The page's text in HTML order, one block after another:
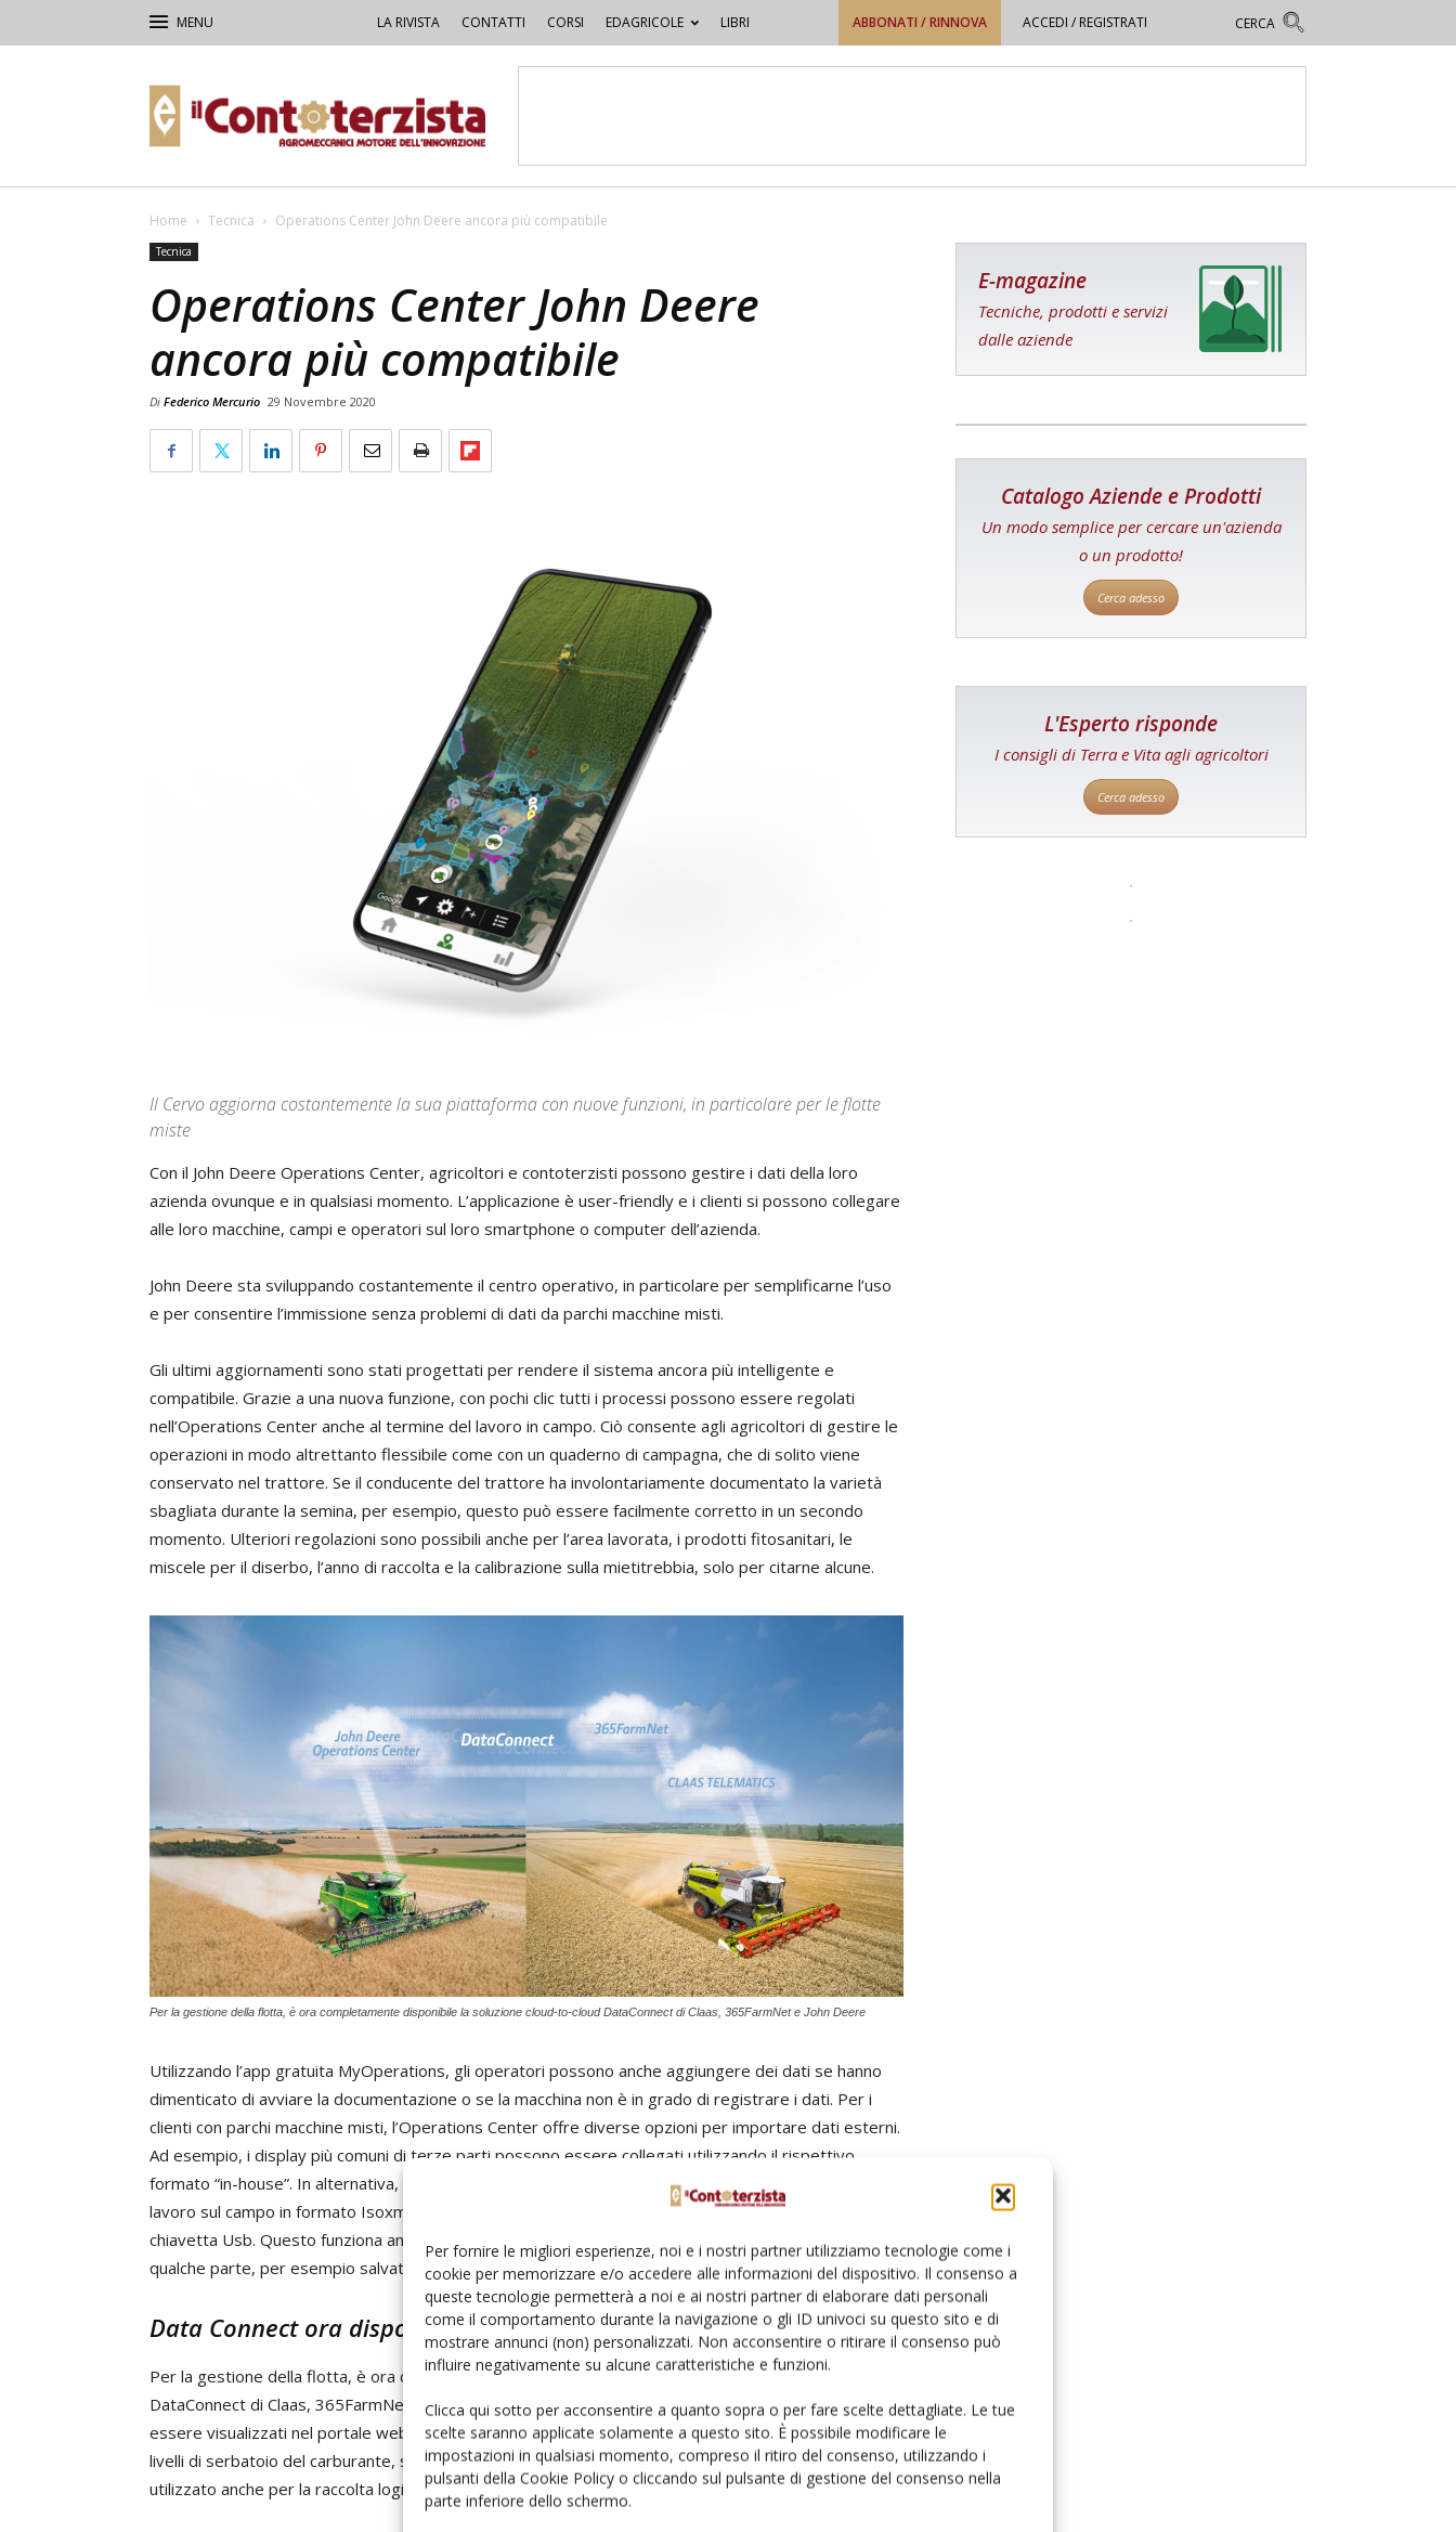
Per fornire le migliori esperienze, noi e i nostri partner utilizziamo tecnologie come i
cookie per memorizzare e/o accedere alle informazioni del dispositivo. Il consenso a
queste tecnologie permetterà a noi e ai nostri partner di elaborare dati personali
come il comportamento durante la navigazione o gli ID univoci su questo sito e di
mostrare annunci (non) personalizzati. Non acconsentire o ritirare il consenso può
influire negativamente su alcune caratteristiche e funzioni.
Clicca qui sotto per acconsentire a quanto sopra o per fare scelte dettagliate. Le tue
scelte saranno applicate solamente a questo sito. È possibile modificare le
impostazioni in qualsiasi momento, compreso il ritiro del consenso, utilizzando i
pulsanti della Cookie Policy o cliccando sul pulsante di gestione del consenso nella
parte inferiore dello schermo.
LA RIVISTA CONTATTI CORSI EDAGRICOLE LIBRI ABBONATI / RINNOVA ACCEDI / REGISTRATI
Contoterzista
Home Tecnica Operations Center John Deere ancora più compatibile
Tecnica
Operations Center John Deere
ancora più compatibile
Di Federico Mercurio 29 Novembre 2020
Il Cervo aggiorna costantemente la sua piattaforma con nuove funzioni, in particolare per le flotte
miste
Con il John Deere Operations Center, agricoltori e contoterzisti possono gestire i dati della loro
azienda ovunque e in qualsiasi momento. L’applicazione è user-friendly e i clienti si possono collegare
alle loro macchine, campi e operatori sul loro smartphone o computer dell’azienda.
John Deere sta sviluppando costantemente il centro operativo, in particolare per semplificarne l’uso
e per consentire l’immissione senza problemi di dati da parchi macchine misti.
Gli ultimi aggiornamenti sono stati progettati per rendere il sistema ancora più intelligente e
compatibile. Grazie a una nuova funzione, con pochi clic tutti i processi possono essere regolati
nell’Operations Center anche al termine del lavoro in campo. Ciò consente agli agricoltori di gestire le
operazioni in modo altrettanto flessibile come con un quaderno di campagna, che di solito viene
conservato nel trattore. Se il conducente del trattore ha involontariamente documentato la varietà
sbagliata durante la semina, per esempio, questo può essere facilmente corretto in un secondo
momento. Ulteriori regolazioni sono possibili anche per l’area lavorata, i prodotti fitosanitari, le
miscele per il diserbo, l’anno di raccolta e la calibrazione sulla mietitrebbia, solo per citarne alcune.
Per la gestione della flotta, è ora completamente disponibile la soluzione cloud-to-cloud DataConnect di Claas, 365FarmNet e John Deere
Utilizzando l’app gratuita MyOperations, gli operatori possono anche aggiungere dei dati se hanno
dimenticato di avviare la documentazione o se la macchina non è in grado di registrare i dati. Per i
clienti con parchi macchine misti, l’Operations Center offre diverse opzioni per importare dati esterni.
Ad esempio, i display più comuni di terze parti possono essere collegati utilizzando il rispettivo
formato “in-house”. In alternativa, i dati provenienti da macchine con display che documentano il
lavoro sul campo in formato Isoxml possono essere importati nell’Operations Center tramite una
chiavetta Usb. Questo funziona anche con i dati storici della macchina se sono ancora disponibili da
qualche parte, per esempio salvati su un disco rigido del computer.
Data Connect ora disponibile
Per la gestione della flotta, è ora completamente disponibile la soluzione cloud-to-cloud
DataConnect di Claas, 365FarmNet e John Deere. Attualmente i seguenti dati della macchina possono
essere visualizzati nel portale web preferito dell’utente: posizioni attuali e storiche della macchina,
livelli di serbatoio del carburante, stato di lavoro della macchina e velocità. DataConnect può essere
utilizzato anche per la raccolta logistica e per organizzare catene logistiche.
E-magazine
Tecniche, prodotti e servizi
dalle aziende
Catalogo Aziende e Prodotti
Un modo semplice per cercare un'azienda
o un prodotto!
Cerca adesso
L'Esperto risponde
I consigli di Terra e Vita agli agricoltori
Cerca adesso